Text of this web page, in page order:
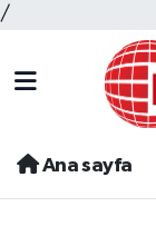
/
Ana sayfa